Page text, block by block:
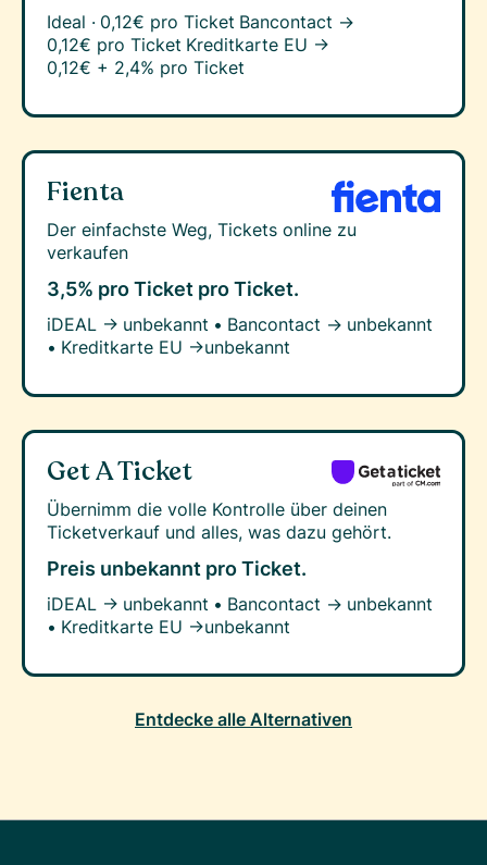
Ideal · 0,12€ pro Ticket Bancontact →
0,12€ pro Ticket Kreditkarte EU →
0,12€ + 2,4% pro Ticket
Fienta
Der einfachste Weg, Tickets online zu
verkaufen
3,5% pro Ticket pro Ticket.
iDEAL → unbekannt • Bancontact → unbekannt
• Kreditkarte EU →unbekannt
Get A Ticket
Übernimm die volle Kontrolle über deinen
Ticketverkauf und alles, was dazu gehört.
Preis unbekannt pro Ticket.
iDEAL → unbekannt • Bancontact → unbekannt
• Kreditkarte EU →unbekannt
Entdecke alle Alternativen